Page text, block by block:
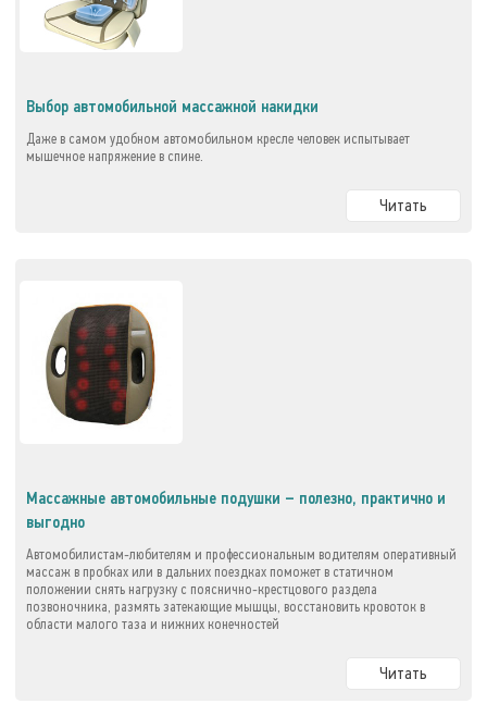
Выбор автомобильной массажной накидки
Даже в самом удобном автомобильном кресле человек испытывает
мышечное напряжение в спине.
Читать
Массажные автомобильные подушки – полезно, практично и
выгодно
Автомобилистам-любителям и профессиональным водителям оперативный
массаж в пробках или в дальних поездках поможет в статичном
положении снять нагрузку с пояснично-крестцового раздела
позвоночника, размять затекающие мышцы, восстановить кровоток в
области малого таза и нижних конечностей
Читать